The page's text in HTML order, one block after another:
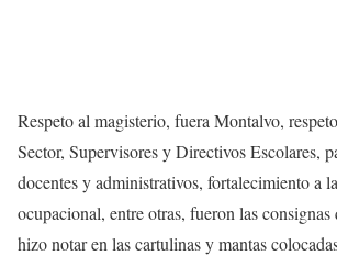
Respeto al magisterio, fuera Montalvo,
Sector, Supervisores y Directivos Escolares,
docentes y administrativos, fortalecimiento a
ocupacional, entre otras, fueron las
hizo notar en las cartulinas y mantas